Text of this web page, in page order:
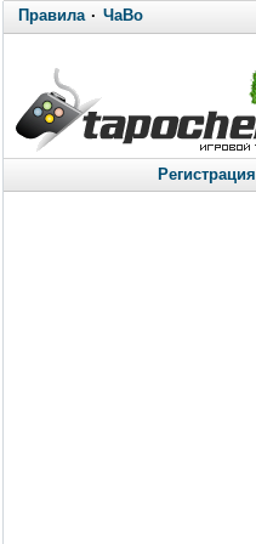
Правила· ЧаВо
Регистрация